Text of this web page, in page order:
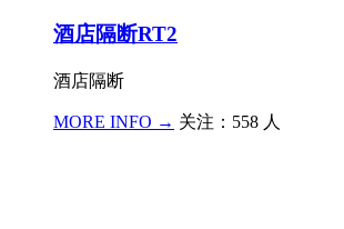
酒店隔断RT2
酒店隔断
MORE INFO → 关注：558 人